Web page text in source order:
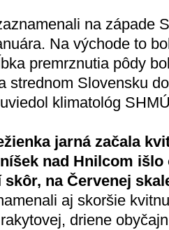
na západe
Na východe to
premrznutia pôdy
strednom Slovensku
klimatológ
jarná začala
nad Hnilcom
na Červenej
aj skoršie
driene